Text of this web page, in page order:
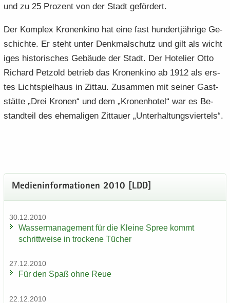
und zu 25 Pro­zent von der Stadt ge­för­dert.
Der Kom­plex Kro­nen­ki­no hat eine fast hun­dert­jäh­ri­ge Ge­
schich­te. Er steht unter Denk­mal­schutz und gilt als wich­t
i­ges his­to­ri­sches Ge­bäu­de der Stadt. Der Ho­te­lier Otto
Ri­chard Pet­zold be­trieb das Kro­nen­ki­no ab 1912 als ers­
tes Licht­spiel­haus in Zit­tau. Zu­sam­men mit sei­ner Gast­
stät­te „Drei Kro­nen“ und dem „Kro­nen­ho­tel“ war es Be­
stand­teil des ehe­ma­li­gen Zit­tau­er „Un­ter­hal­tungs­vier­tels“.
Me­di­en­in­for­ma­tio­nen 2010 [LDD]
30.12.2010
Was­ser­ma­nage­ment für die Klei­ne Spree kommt
schritt­wei­se in tro­cke­ne Tü­cher
27.12.2010
Für den Spaß ohne Reue
22.12.2010